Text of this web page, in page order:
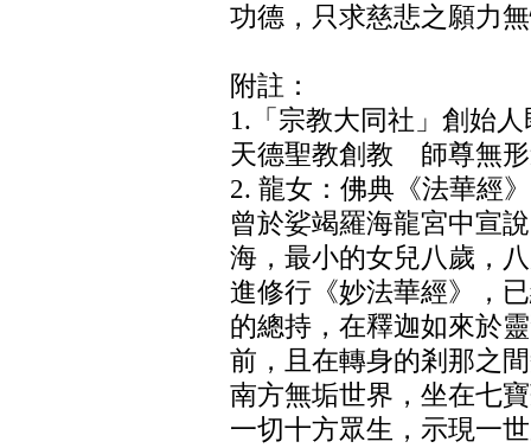
功德，只求慈悲之願力
附註：
1.「宗教大同社」創始
天德聖教創教 師尊無
2. 龍女：佛典《法華經
曾於娑竭羅海龍宮中宣
海，最小的女兒八歲，
進修行《妙法華經》，
的總持，在釋迦如來於
前，且在轉身的剎那之
南方無垢世界，坐在七
一切十方眾生，示現一